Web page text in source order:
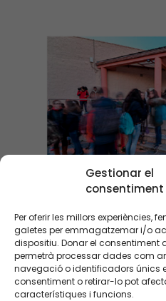
Gestionar el
consentiment
Per oferir les millors experiències,
galetes per emmagatzemar i/o
dispositiu. Donar el consentiment
permetrà processar dades com
navegació o identificadors únics
consentiment o retirar-lo pot
característiques i funcions.